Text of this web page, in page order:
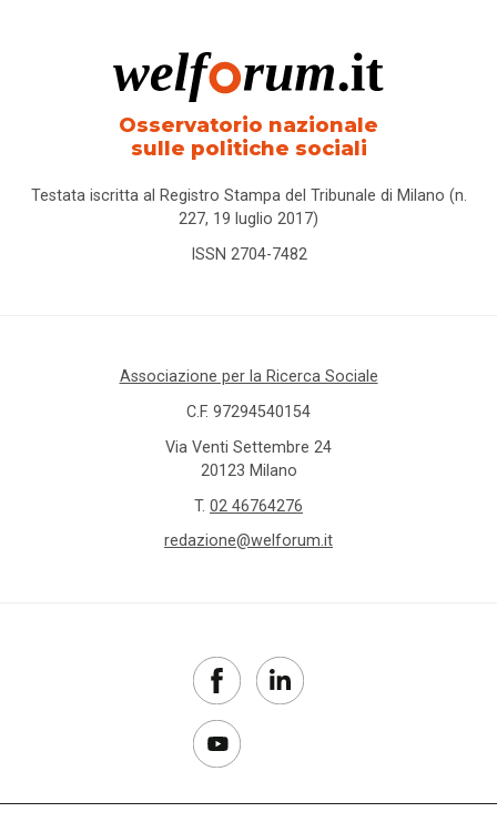
Osservatorio nazionale
sulle politiche sociali
Testata iscritta al Registro Stampa del Tribunale di Milano (n.
227, 19 luglio 2017)
ISSN 2704-7482
Associazione per la Ricerca Sociale
C.F. 97294540154
Via Venti Settembre 24
20123 Milano
T. 02 46764276
redazione@welforum.it